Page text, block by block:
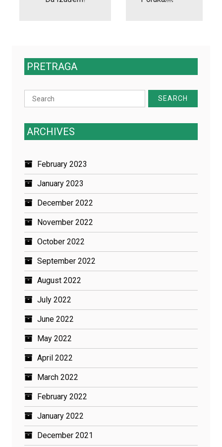
PRETRAGA
Search
for:
ARCHIVES
February 2023
January 2023
December 2022
November 2022
October 2022
September 2022
August 2022
July 2022
June 2022
May 2022
April 2022
March 2022
February 2022
January 2022
December 2021